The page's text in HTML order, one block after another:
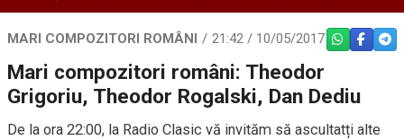
MARI COMPOZITORI ROMÂNI 21:42 / 10/05/2017 WHATSAPP
Mari compozitori români: Theodor
Grigoriu, Theodor Rogalski, Dan Dediu
De la ora 22:00, la Radio Clasic vă invităm să ascultatți alte